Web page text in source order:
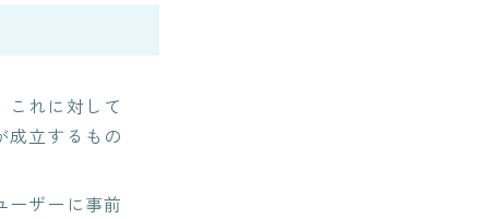
これに対して
成立するもの
ーザーに事前